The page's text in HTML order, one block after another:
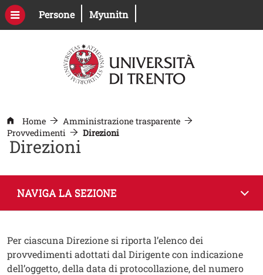
Salta al contenuto principale
PersoneApri il link in una nuova finestra
MyunitnApri il link in una nuova
Home
Amministrazione trasparente
Provvedimenti
Direzioni
Direzioni
Contenuto
Testo
Per ciascuna Direzione si riporta l’elenco dei
provvedimenti adottati dal Dirigente con indicazione
dell’oggetto, della data di protocollazione, del numero
NAVIGA LA SEZIONE
Determinazioni Direzioni cessate